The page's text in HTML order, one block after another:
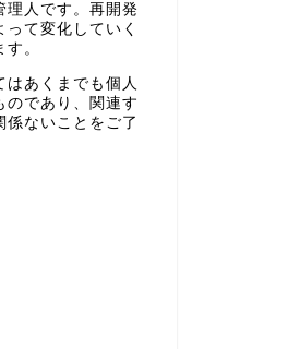
理人です。再開発
て変化していく
。
はあくまでも個人
のであり、関連す
係ないことをご了